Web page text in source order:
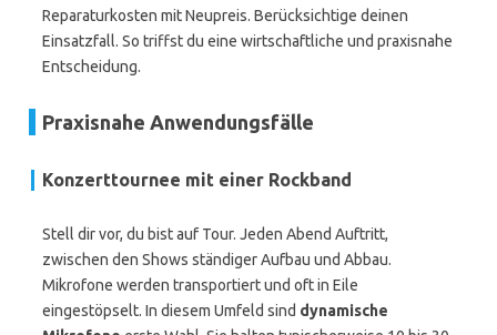
Reparaturkosten mit Neupreis. Berücksichtige deinen
Einsatzfall. So triffst du eine wirtschaftliche und praxisnahe
Entscheidung.
Praxisnahe Anwendungsfälle
Konzerttournee mit einer Rockband
Stell dir vor, du bist auf Tour. Jeden Abend Auftritt,
zwischen den Shows ständiger Aufbau und Abbau.
Mikrofone werden transportiert und oft in Eile
eingestöpselt. In diesem Umfeld sind dynamische